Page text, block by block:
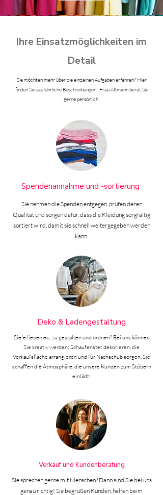
Ihre Einsatzmöglichkeiten im
Detail
Sie möchten mehr über die einzelnen Aufgaben erfahren? Hier
finden Sie ausführliche Beschreibungen . Frau Aßmann berät Sie
gerne persönlich!
Spendenannahme und -sortierung
Sie nehmen die Spenden entgegen, prüfen deren
Qualität und sorgen dafür, dass die Kleidung sorgfältig
sortiert wird, damit sie schnell weitergegeben werden
kann.
Deko & Ladengestaltung
Siele lieben es, zu gestalten und ordnen? Bei uns können
Sie kreativ werden: Schaufenster dekorieren, die
Verkaufsfläche arrangieren und für Nachschub sorgen. Sie
schaffen die Atmosphäre, die unsere Kunden zum Stöbern
einlädt!
Verkauf und Kundenberatung
Sie sprechen gerne mit Menschen? Dann sind Sie bei uns
genau richtig! Sie begrüßen Kunden, helfen beim